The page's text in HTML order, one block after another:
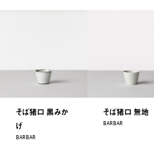
そば猪口 黒みか
げ
BARBAR
そば猪口 無地
BARBAR